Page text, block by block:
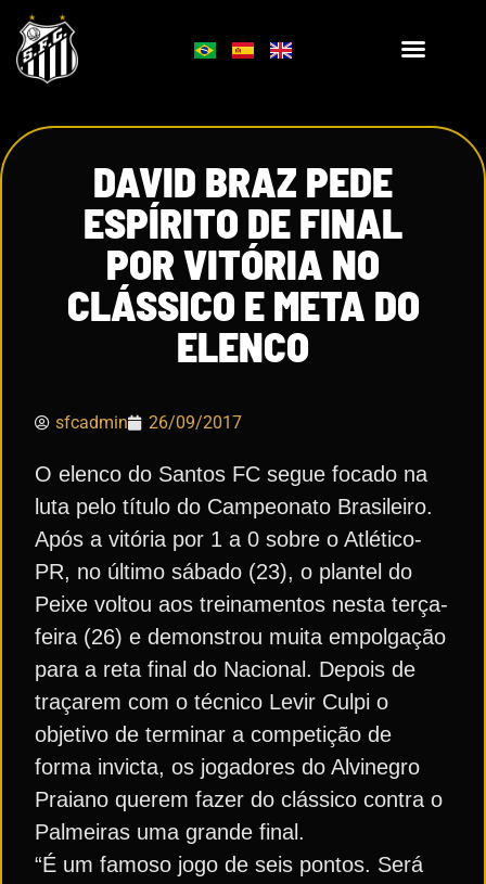
DAVID BRAZ PEDE
ESPÍRITO DE FINAL
POR VITÓRIA NO
CLÁSSICO E META DO
ELENCO
sfcadmin 26/09/2017
O elenco do Santos FC segue focado na
luta pelo título do Campeonato Brasileiro.
Após a vitória por 1 a 0 sobre o Atlético-
PR, no último sábado (23), o plantel do
Peixe voltou aos treinamentos nesta terça-
feira (26) e demonstrou muita empolgação
para a reta final do Nacional. Depois de
traçarem com o técnico Levir Culpi o
objetivo de terminar a competição de
forma invicta, os jogadores do Alvinegro
Praiano querem fazer do clássico contra o
Palmeiras uma grande final.
“É um famoso jogo de seis pontos. Será